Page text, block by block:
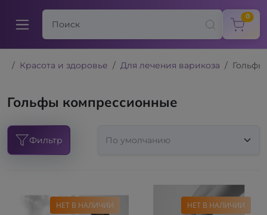
0
Красота и здоровье Для лечения варикоза
Гольфы компрессионные
Фильтр
НЕТ В НАЛИЧИИ НЕТ В НАЛИЧИИ